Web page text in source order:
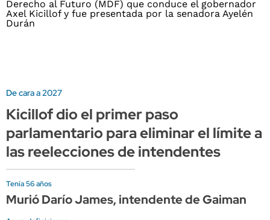
De cara a 2027
Kicillof dio el primer paso
parlamentario para eliminar el límite a
las reelecciones de intendentes
Tenía 56 años
Murió Darío James, intendente de Gaiman